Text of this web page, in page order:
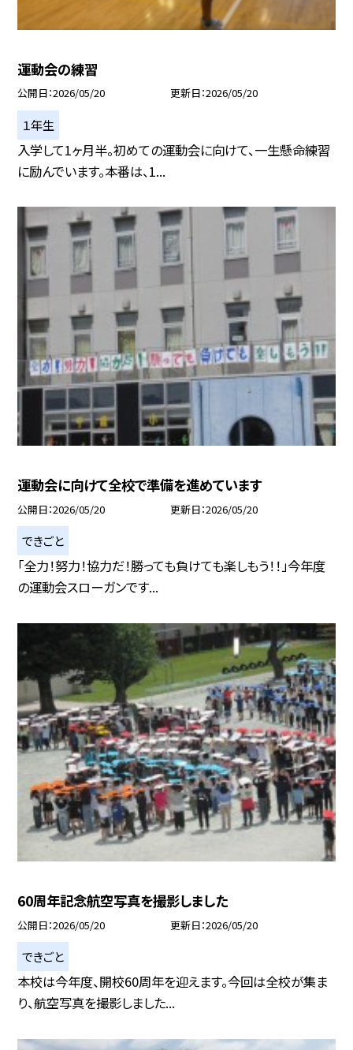
運動会の練習
公開日 2026/05/20 更新日 2026/05/20
１年生
入学して1ヶ月半。初めての運動会に向けて、一生懸命練習
に励んでいます。本番は、1...
運動会に向けて全校で準備を進めています
公開日 2026/05/20 更新日 2026/05/20
できごと
「全力！努力！協力だ！勝っても負けても楽しもう！！」今年度
の運動会スローガンです...
60周年記念航空写真を撮影しました
公開日 2026/05/20 更新日 2026/05/20
できごと
本校は今年度、開校60周年を迎えます。今回は全校が集ま
り、航空写真を撮影しました...